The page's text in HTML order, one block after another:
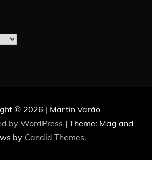
© 2026 | Martin Varão
by WordPress | Theme: Mag and
by Candid Themes.